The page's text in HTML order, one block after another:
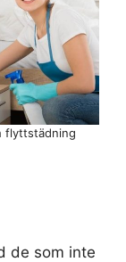
de som inte
flyttstädning